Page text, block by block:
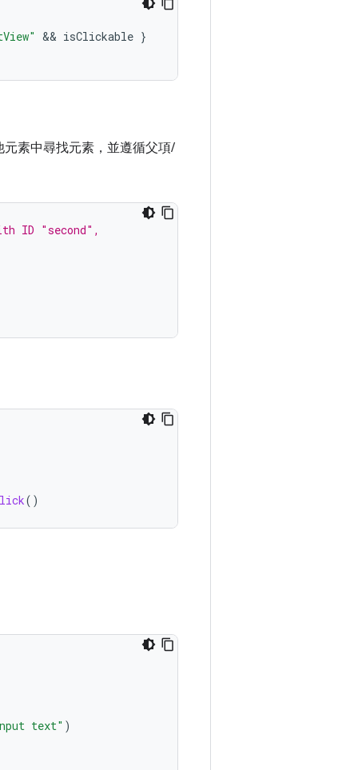
&& isClickable }
素中尋找元素，並遵循父項/
ID "second",
()
text" )